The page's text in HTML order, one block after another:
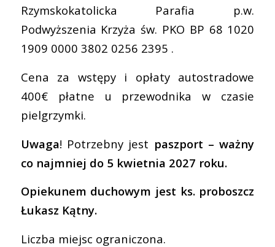
Rzymskokatolicka Parafia p.w.
Podwyższenia Krzyża św. PKO BP 68 1020
1909 0000 3802 0256 2395 .
Cena za wstępy i opłaty autostradowe
400€ płatne u przewodnika w czasie
pielgrzymki.
Uwaga! Potrzebny jest paszport – ważny
co najmniej do 5 kwietnia 2027 roku.
Opiekunem duchowym jest ks. proboszcz
Łukasz Kątny.
Liczba miejsc ograniczona.